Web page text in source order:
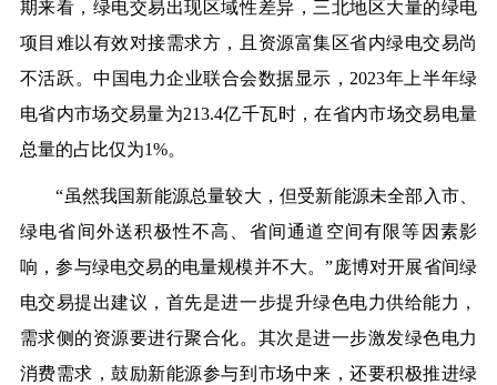
期来看，绿电交易出现区域性差异，三北地区大量的绿电
项目难以有效对接需求方，且资源富集区省内绿电交易尚
不活跃。中国电力企业联合会数据显示， 2023年上半年绿
电省内市场交易量为213.4亿千瓦时，在省内市场交易电量
总量的占比仅为1%。
“虽然我国新能源总量较大，但受新能源未全部入市、
绿电省间外送积极性不高、省间通道空间有限等因素影
响，参与绿电交易的电量规模并不大。”庞博对开展省间绿
电交易提出建议，首先是进一步提升绿色电力供给能力，
需求侧的资源要进行聚合化。其次是进一步激发绿色电力
消费需求，鼓励新能源参与到市场中来，还要积极推进绿